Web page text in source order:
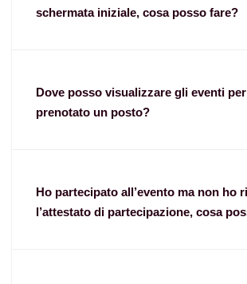
schermata iniziale, cosa posso fare?
Dove posso visualizzare gli eventi
prenotato un posto?
Ho partecipato all’evento ma non ho
l’attestato di partecipazione, cosa